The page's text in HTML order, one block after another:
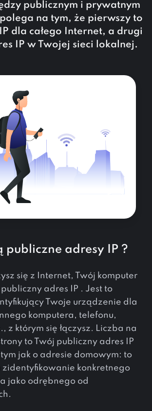
publicznym i prywatnym
na tym, że pierwszy to
dla całego Internet, a drugi
IP w Twojej sieci lokalnej.
publiczne adresy IP ?
się z Internet, Twój komputer
adres IP . Jest to
Twoje urządzenie dla
komputera, telefonu,
z którym się łączysz. Liczba na
to Twój publiczny adres IP
tym jak o adresie domowym: to
zidentyfikowanie konkretnego
jako odrębnego od